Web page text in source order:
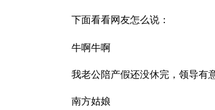
下面看看网友怎么说：
牛啊牛啊
我老公陪产假还没休完，领导有
南方姑娘